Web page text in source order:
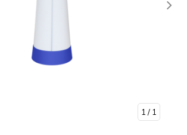
1 / 1